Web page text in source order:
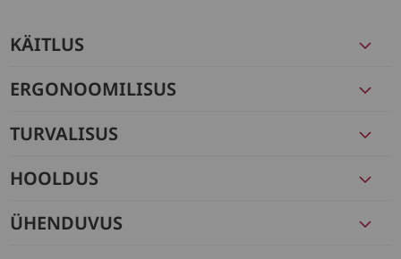
KÄITLUS
ERGONOOMILISUS
TURVALISUS
HOOLDUS
ÜHENDUVUS